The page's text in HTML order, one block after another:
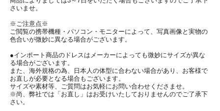
さいませ。
※ご注意点※
ご閲覧の携帯機種・パソコン・モニターによって、写真画像と実物の
色合いが微妙に異なる場合がございます。
●インポート商品のドレスはメーカーによっても微妙にサイズが異な
る場合がございます。
また、海外規格の為、日本人の体型に合わない場合があり、お客様で
お直しが必要となる場合もございます。
サイズや素材等、ご質問はお気軽にお問い合わせくださませ。
※尚、弊社では「お直し」はお受けいたしておりませんのでご了承下
さい。